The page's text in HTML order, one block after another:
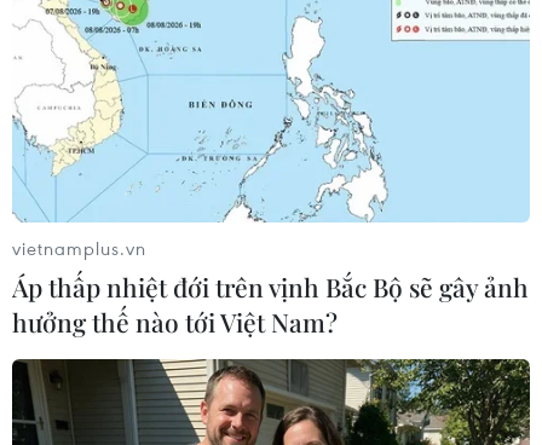
Sơn Tây, tỉnh Quảng Ngãi.
vietnamplus.vn
Áp thấp nhiệt đới trên vịnh Bắc Bộ sẽ gây ảnh
hưởng thế nào tới Việt Nam?